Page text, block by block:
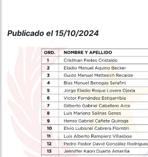
Publicado el 15/10/2024